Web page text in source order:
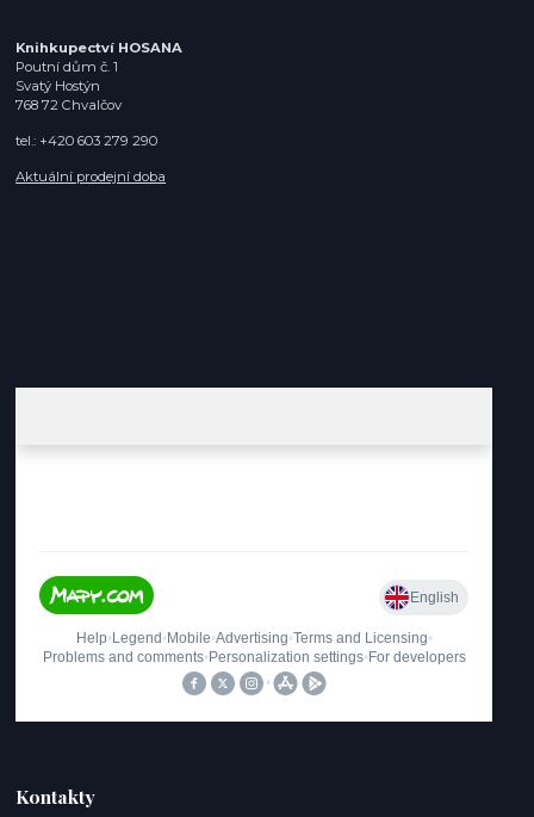
Knihkupectví HOSANA
Poutní dům č. 1
Svatý Hostýn
768 72 Chvalčov
tel.: +420 603 279 290
Aktuální prodejní doba
Kontakty